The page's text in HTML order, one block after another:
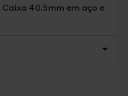
40.5mm em aço e